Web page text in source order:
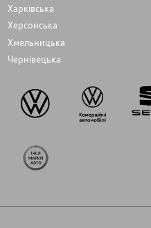
Харківська
Херсонська
Хмельницька
Чернівецька